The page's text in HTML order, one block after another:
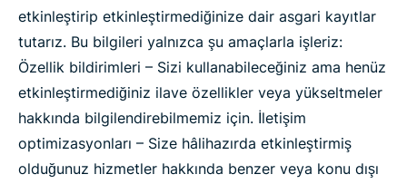
etkinleştirip etkinleştirmediğinize dair asgari kayıtlar
tutarız. Bu bilgileri yalnızca şu amaçlarla işleriz:
Özellik bildirimleri – Sizi kullanabileceğiniz ama henüz
etkinleştirmediğiniz ilave özellikler veya yükseltmeler
hakkında bilgilendirebilmemiz için. İletişim
optimizasyonları – Size hâlihazırda etkinleştirmiş
olduğunuz hizmetler hakkında benzer veya konu dışı